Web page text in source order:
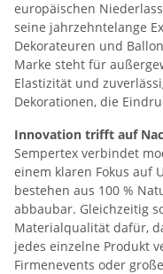
europäischen
seine jahrzehntelange
Dekorateuren und
Marke steht für
Elastizität und
Dekorationen, die
Innovation trifft auf
Sempertex verbindet
einem klaren Fokus auf
bestehen aus 100 %
abbaubar. Gleichzeitig
Materialqualität dafür,
jedes einzelne Produkt
Firmenevents oder